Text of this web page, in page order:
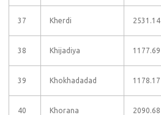
37 Kherdi 2531.14
38 Khijadiya 1177.69
39 Khokhadadad 1178.17
40 Khorana 2090.68